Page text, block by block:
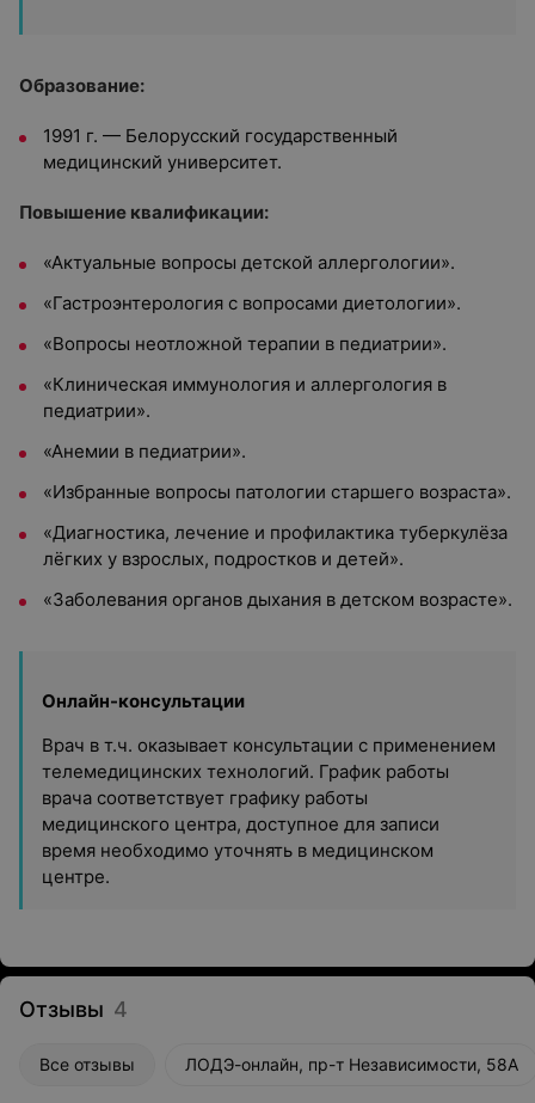
Образование:
1991 г. — Белорусский государственный
медицинский университет.
Повышение квалификации:
«Актуальные вопросы детской аллергологии».
«Гастроэнтерология с вопросами диетологии».
«Вопросы неотложной терапии в педиатрии».
«Клиническая иммунология и аллергология в
педиатрии».
«Анемии в педиатрии».
«Избранные вопросы патологии старшего возраста».
«Диагностика, лечение и профилактика туберкулёза
лёгких у взрослых, подростков и детей».
«Заболевания органов дыхания в детском возрасте».
Онлайн-консультации
Врач в т.ч. оказывает консультации с применением
телемедицинских технологий. График работы
врача соответствует графику работы
медицинского центра, доступное для записи
время необходимо уточнять в медицинском
центре.
Отзывы 4
Все отзывы ЛОДЭ-онлайн, пр-т Независимости, 58А